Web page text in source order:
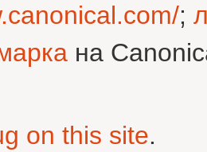
;
на
on this site.